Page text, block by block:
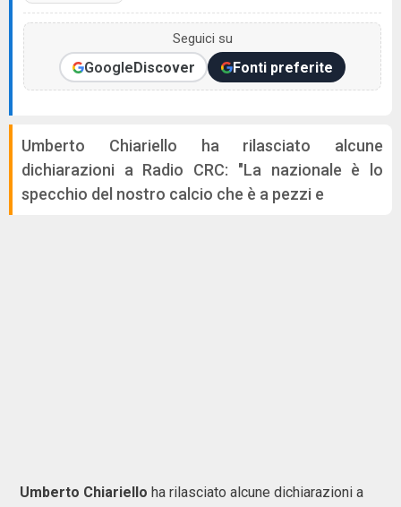
Seguici su
GoogleDiscover Fonti preferite
Umberto Chiariello ha rilasciato alcune
dichiarazioni a Radio CRC: "La nazionale è lo
specchio del nostro calcio che è a pezzi e
Umberto Chiariello ha rilasciato alcune dichiarazioni a